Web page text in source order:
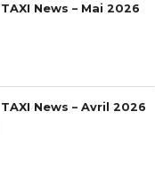
TAXI News – Mai 2026
TAXI News – Avril 2026